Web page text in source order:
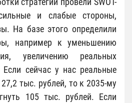
и слабые стороны,
На базе этого определили
например к уменьшению
увеличению реальных
сейчас у нас реальные
тыс. рублей, то к 2035-му
105 тыс. рублей. Если